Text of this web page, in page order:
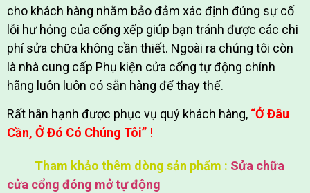
cho khách hàng nhằm bảo đảm xác định đúng sự cố
lỗi hư hỏng của cổng xếp giúp bạn tránh được các chi
phí sửa chữa không cần thiết. Ngoài ra chúng tôi còn
là nhà cung cấp Phụ kiện cửa cổng tự động chính
hãng luôn luôn có sẵn hàng để thay thế.
Rất hân hạnh được phục vụ quý khách hàng, “Ở Đâu
Cần, Ở Đó Có Chúng Tôi” !
Tham khảo thêm dòng sản phẩm : Sửa chữa
cửa cổng đóng mở tự động